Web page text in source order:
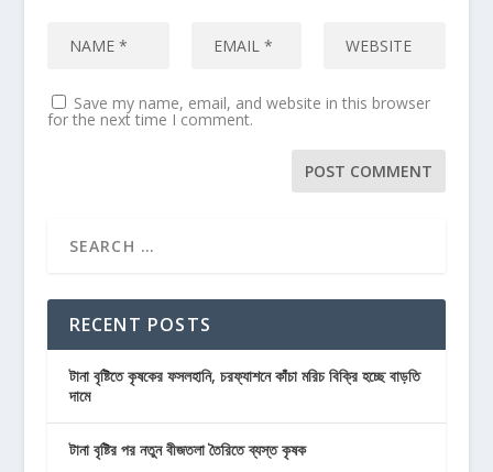
Save my name, email, and website in this browser
for the next time I comment.
RECENT POSTS
টানা বৃষ্টিতে কৃষকের ফসলহানি, চরফ্যাশনে কাঁচা মরিচ বিক্রি হচ্ছে বাড়তি
দামে
টানা বৃষ্টির পর নতুন বীজতলা তৈরিতে ব্যস্ত কৃষক